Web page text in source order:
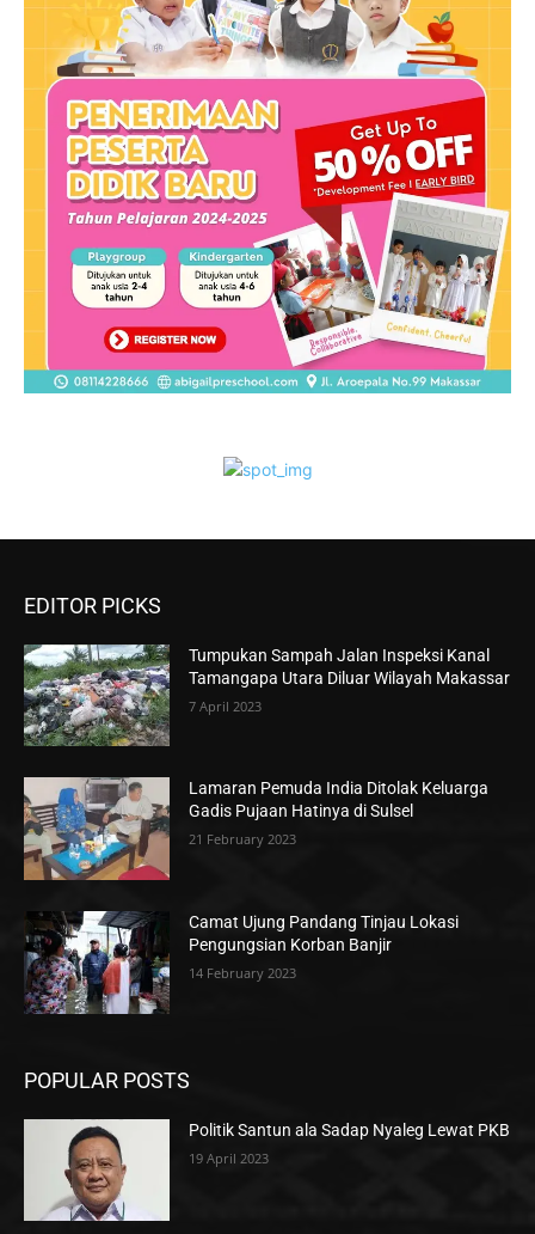
EDITOR PICKS
Tumpukan Sampah Jalan Inspeksi Kanal
Tamangapa Utara Diluar Wilayah Makassar
7 April 2023
Lamaran Pemuda India Ditolak Keluarga
Gadis Pujaan Hatinya di Sulsel
21 February 2023
Camat Ujung Pandang Tinjau Lokasi
Pengungsian Korban Banjir
14 February 2023
POPULAR POSTS
Politik Santun ala Sadap Nyaleg Lewat PKB
19 April 2023